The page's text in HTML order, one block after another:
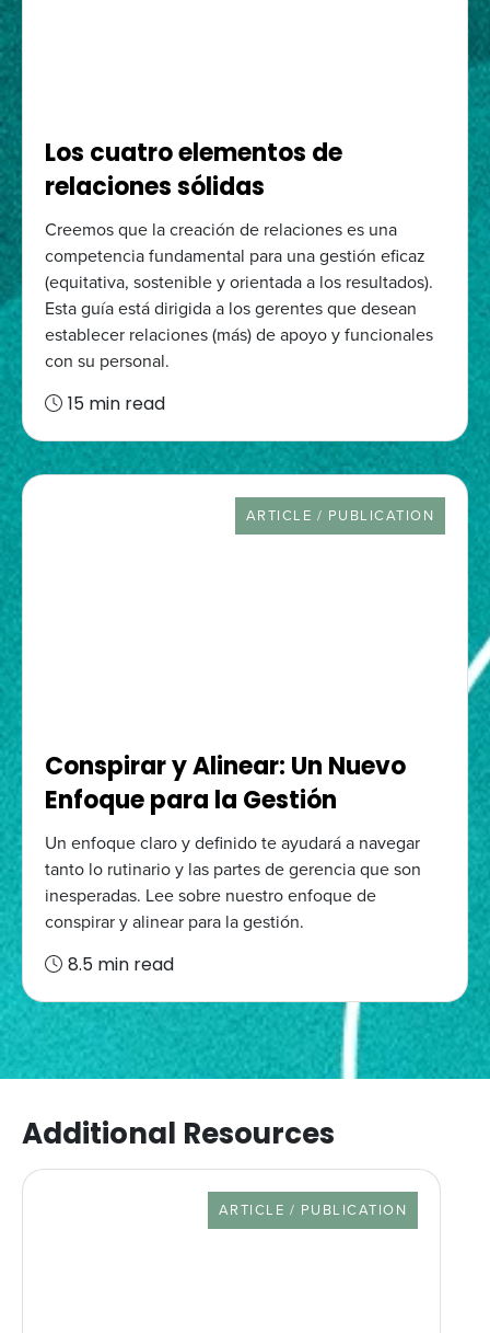
Los cuatro elementos de
relaciones sólidas
Creemos que la creación de relaciones es una
competencia fundamental para una gestión eficaz
(equitativa, sostenible y orientada a los resultados).
Esta guía está dirigida a los gerentes que desean
establecer relaciones (más) de apoyo y funcionales
con su personal.
15 min read
RESOURCE TYPE
ARTICLE / PUBLICATION
Conspirar y Alinear: Un Nuevo
Enfoque para la Gestión
Un enfoque claro y definido te ayudará a navegar
tanto lo rutinario y las partes de gerencia que son
inesperadas. Lee sobre nuestro enfoque de
conspirar y alinear para la gestión.
8.5 min read
Additional Resources
RESOURCE TYPE
ARTICLE / PUBLICATION